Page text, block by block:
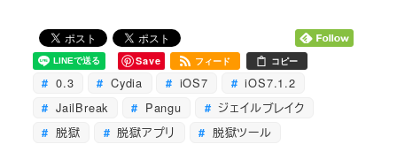
Save フィード コピー
0.3 Cydia iOS7
iOS7.1.2
JailBreak
Pangu
ジェイルブレイク
脱獄
脱獄アプリ 脱獄ツール